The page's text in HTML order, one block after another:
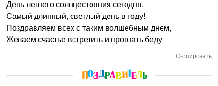
День летнего солнцестояния сегодня,
Самый длинный, светлый день в году!
Поздравляем всех с таким волшебным днем,
Желаем счастье встретить и прогнать беду!
Скопировать